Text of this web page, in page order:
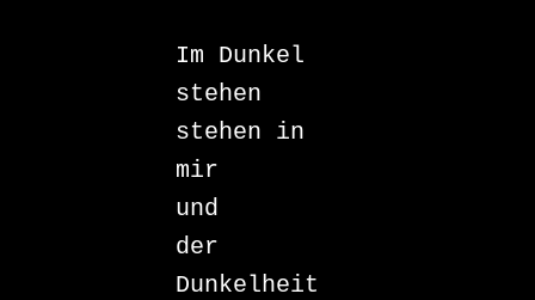
Im Dunkel
stehen
stehen in
mir
und
der
Dunkelheit